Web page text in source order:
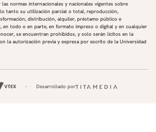
normas internacionales y nacionales vigentes sobre
tanto su utilización parcial o total, reproducción,
distribución, alquiler, préstamo público e
en todo o en parte, en formato impreso o digital y en cualquier
se encuentran prohibidos, y solo serán lícitos en la
la autorización previa y expresa por escrito de la Universidad
Desarrollado por